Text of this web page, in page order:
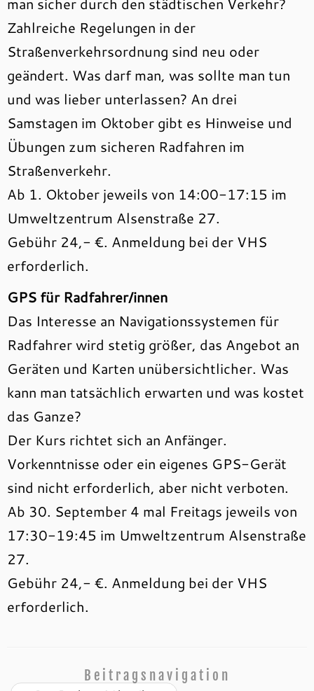
Zahlreiche Regelungen in der
Straßenverkehrsordnung sind neu oder
geändert. Was darf man, was sollte man tun
und was lieber unterlassen? An drei
Samstagen im Oktober gibt es Hinweise und
Übungen zum sicheren Radfahren im
Straßenverkehr.
Ab 1. Oktober jeweils von 14:00-17:15 im
Umweltzentrum Alsenstraße 27.
Gebühr 24,- €. Anmeldung bei der VHS
erforderlich.
GPS für Radfahrer/innen
Das Interesse an Navigationssystemen für
Radfahrer wird stetig größer, das Angebot an
Geräten und Karten unübersichtlicher. Was
kann man tatsächlich erwarten und was kostet
das Ganze?
Der Kurs richtet sich an Anfänger.
Vorkenntnisse oder ein eigenes GPS-Gerät
sind nicht erforderlich, aber nicht verboten.
Ab 30. September 4 mal Freitags jeweils von
17:30-19:45 im Umweltzentrum Alsenstraße
27.
Gebühr 24,- €. Anmeldung bei der VHS
erforderlich.
Beitragsnavigation